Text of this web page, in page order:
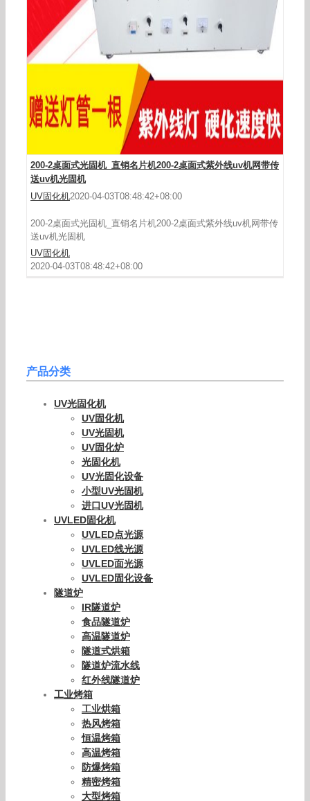
200-2桌面式光固机_直销名片机200-2桌面式紫外线uv机网带传
送uv机光固机
UV固化机2020-04-03T08:48:42+08:00
200-2桌面式光固机_直销名片机200-2桌面式紫外线uv机网带传
送uv机光固机
UV固化机
2020-04-03T08:48:42+08:00
产品分类
UV光固化机
UV固化机
UV光固机
UV固化炉
光固化机
UV光固化设备
小型UV光固机
进口UV光固机
UVLED固化机
UVLED点光源
UVLED线光源
UVLED面光源
UVLED固化设备
隧道炉
IR隧道炉
食品隧道炉
高温隧道炉
隧道式烘箱
隧道炉流水线
红外线隧道炉
工业烤箱
工业烘箱
热风烤箱
恒温烤箱
高温烤箱
防爆烤箱
精密烤箱
大型烤箱